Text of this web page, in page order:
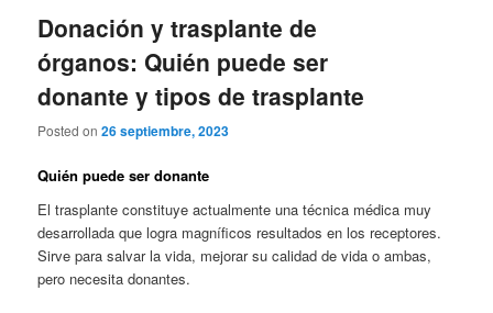
Donación y trasplante de
órganos: Quién puede ser
donante y tipos de trasplante
Posted on26 septiembre, 2023
Quién puede ser donante
El trasplante constituye actualmente una técnica médica muy
desarrollada que logra magníficos resultados en los receptores.
Sirve para salvar la vida, mejorar su calidad de vida o ambas,
pero necesita donantes.